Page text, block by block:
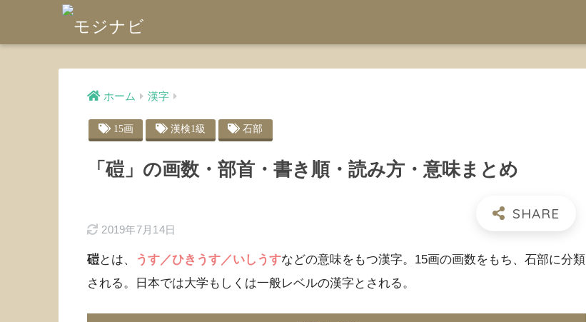
ホーム 漢字
15画 漢検1級 石部
「磑」の画数・部首・書き順・読み方・意味まとめ
2019年7月14日
磑とは、 うす／ひきうす／いしうすなどの意味をもつ漢字。15画の画数をもち、石部に分類
される。日本では大学もしくは一般レベルの漢字とされる。